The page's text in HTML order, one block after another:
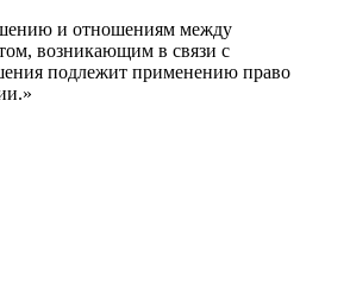
и отношениям между
возникающим в связи с
подлежит применению право